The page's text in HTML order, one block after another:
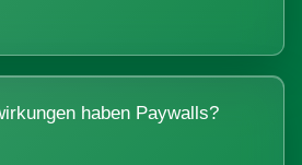
haben Paywalls?